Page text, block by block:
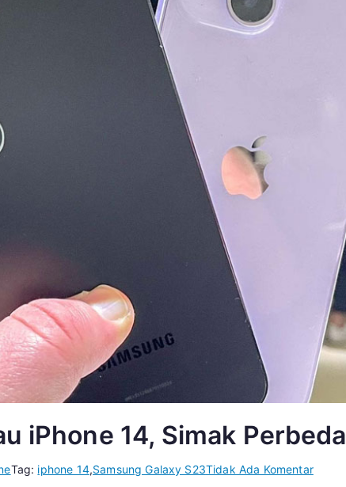
iPhone 14, Simak
Tag: iphone 14,Samsung Galaxy S23Tidak Ada Komentarpada